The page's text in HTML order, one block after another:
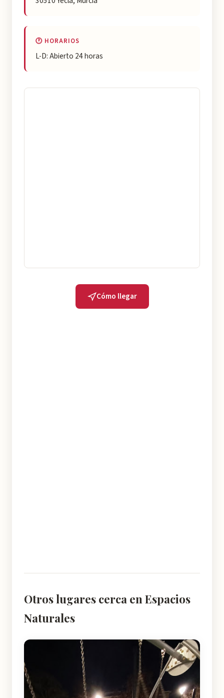
🕐 HORARIOS
L-D: Abierto 24 horas
Cómo llegar
Otros lugares cerca en Espacios
Naturales